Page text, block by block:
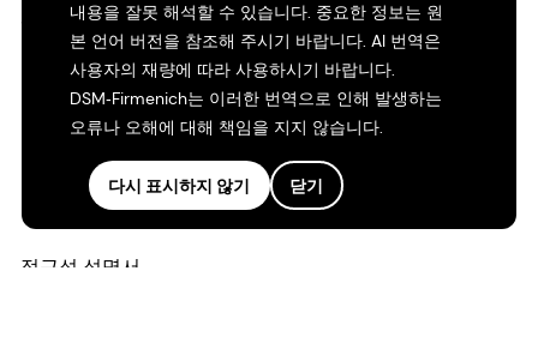
내용을 잘못 해석할 수 있습니다. 중요한 정보는 원
본 언어 버전을 참조해 주시기 바랍니다. AI 번역은
사용자의 재량에 따라 사용하시기 바랍니다.
DSM‑Firmenich는 이러한 번역으로 인해 발생하는
오류나 오해에 대해 책임을 지지 않습니다.
다시 표시하지 않기 닫기
개인정보 보호 고지
이용 약관
캘리포니아 투명성
접근성 성명서